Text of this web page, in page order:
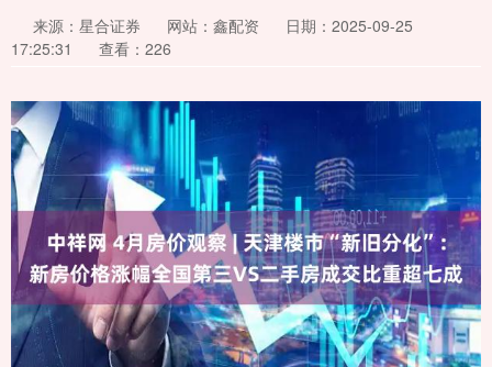
来源：星合证券 网站：鑫配资
日期：2025-09-25
17:25:31
查看：226